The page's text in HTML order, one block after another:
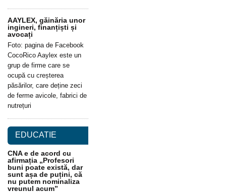
AAYLEX, găinăria unor
ingineri, finanțiști și
avocați
Foto: pagina de Facebook
CocoRico Aaylex este un
grup de firme care se
ocupă cu creșterea
păsărilor, care deține zeci
de ferme avicole, fabrici de
nutrețuri
EDUCATIE
CNA e de acord cu
afirmația „Profesori
buni poate există, dar
sunt așa de puțini, că
nu putem nominaliza
vreunul acum”